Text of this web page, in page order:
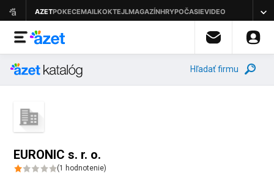
Hľadať firmu
EURONIC s. r. o.
(1 hodnotenie)